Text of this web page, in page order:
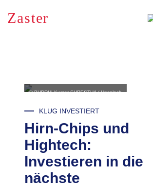
Zaster
© BUDDHI Kumar SHRESTHA / Unsplash
KLUG INVESTIERT
Hirn-Chips und
Hightech:
Investieren in die
nächste